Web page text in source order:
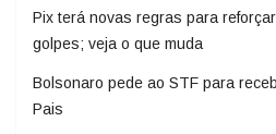
Pix terá novas regras para
golpes; veja o que muda
Bolsonaro pede ao STF para
Pais